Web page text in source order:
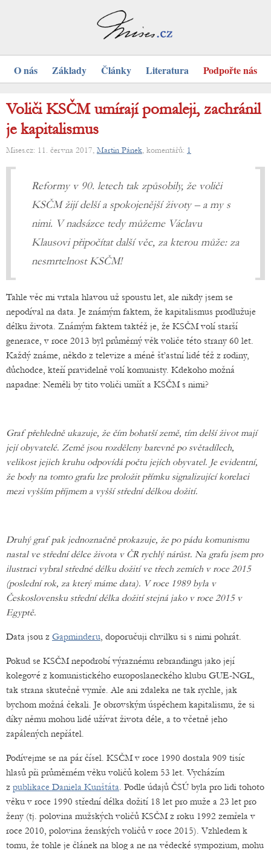
O nás Základy Články Literatura Podpořte nás
Voliči KSČM umírají pomaleji, zachránil
je kapitalismus
Mises.cz: 11. června 2017, Martin Pánek, komentářů: 1
Reformy v 90. letech tak způsobily, že voliči
KSČM žijí delší a spokojenější životy – a my s
nimi. V nadsázce tedy můžeme Václavu
Klausovi připočítat další věc, za kterou může: za
nesmrtelnost KSČM!
Tahle věc mi vrtala hlavou už spoustu let, ale nikdy jsem se
nepodíval na data. Je známým faktem, že kapitalismus prodlužuje
délku života. Známým faktem taktéž je, že KSČM volí starší
generace, v roce 2013 byl průměrný věk voliče této strany 60 let.
Každý známe, někdo z televize a méně šťastní lidé též z rodiny,
důchodce, kteří pravidelně volí komunisty. Kdekoho možná
napadne: Neměli by tito voliči umřít a KSČM s nimi?
Graf přehledně ukazuje, že čím bohatší země, tím delší život mají
její obyvatelé. Země jsou rozděleny barevně po světadílech,
velikost jejich kruhu odpovídá počtu jejích obyvatel. Je evidentní,
že body na tomto grafu lze proložit přímku signalizující korelaci
mezi vyšším příjmem a vyšší střední délkou dožití.
Druhý graf pak jednoznačně prokazuje, že po pádu komunismu
nastal ve střední délce života v ČR rychlý nárůst. Na grafu jsem pro
ilustraci vybral středné délku dožití ve třech zemích v roce 2015
(poslední rok, za který máme data). V roce 1989 byla v
Československu střední délka dožití stejná jako v roce 2015 v
Egyptě.
Data jsou z Gapminderu, doporučuji chvilku si s nimi pohrát.
Pokud se KSČM nepodrobí výraznému rebrandingu jako její
kolegové z komunistického europoslaneckého klubu GUE-NGL,
tak strana skutečně vymře. Ale ani zdaleka ne tak rychle, jak
bychom možná čekali. Je obrovským úspěchem kapitalismu, že si
díky němu mohou lidé užívat života déle, a to včetně jeho
zapálených nepřátel.
Podívejme se na pár čísel. KSČM v roce 1990 dostala 909 tisíc
hlasů při průměrném věku voličů kolem 53 let. Vycházím
z publikace Daniela Kunštáta. Podle údajů ČSÚ byla pro lidi tohoto
věku v roce 1990 střední délka dožití 18 let pro muže a 23 let pro
ženy (tj. polovina mužských voličů KSČM z roku 1992 zemřela v
roce 2010, polovina ženských voličů v roce 2015). Vzhledem k
tomu, že tohle je článek na blog a ne na vědecké sympozium, mohu